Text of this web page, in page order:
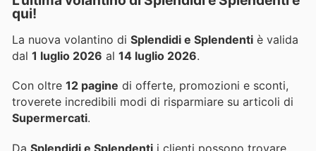
qui!
La nuova volantino di Splendidi e Splendenti è valida
dal 1 luglio 2026 al 14 luglio 2026.
Con oltre 12 pagine di offerte, promozioni e sconti,
troverete incredibili modi di risparmiare su articoli di
Supermercati.
Da Splendidi e Splendenti i clienti possono trovare